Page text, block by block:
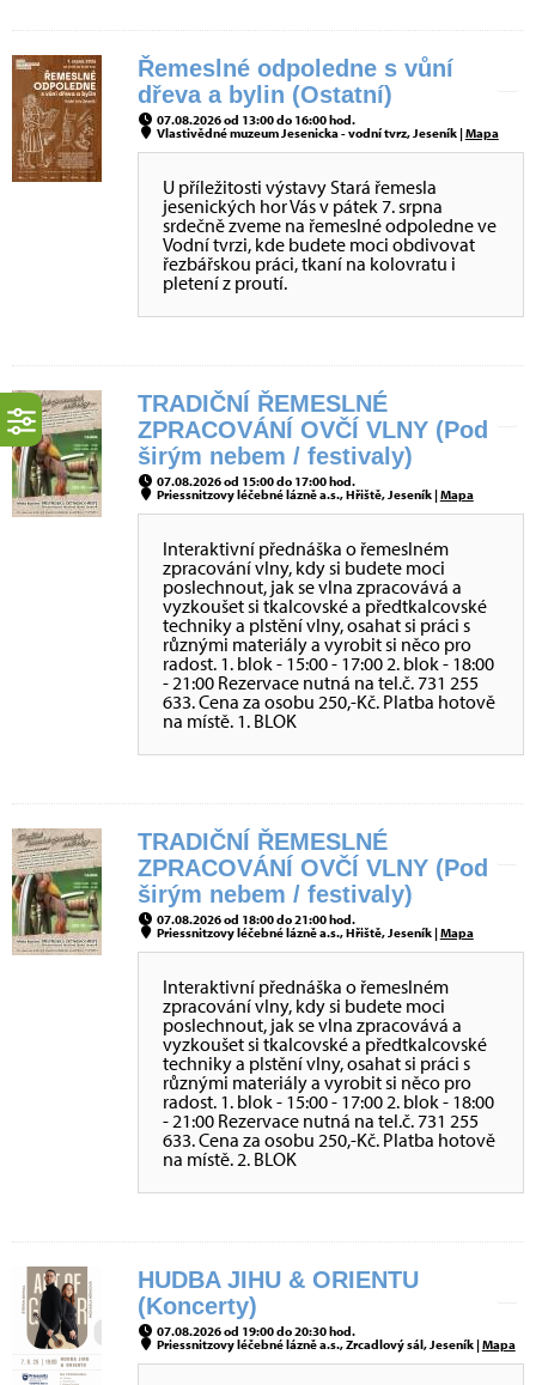
Řemeslné odpoledne s vůní
dřeva a bylin (Ostatní)
07.08.2026 od 13:00 do 16:00 hod.
Vlastivědné muzeum Jesenicka - vodní tvrz, Jeseník |Mapa
U příležitosti výstavy Stará řemesla
jesenických hor Vás v pátek 7. srpna
srdečně zveme na řemeslné odpoledne ve
Vodní tvrzi, kde budete moci obdivovat
řezbářskou práci, tkaní na kolovratu i
pletení z proutí.
TRADIČNÍ ŘEMESLNÉ
ZPRACOVÁNÍ OVČÍ VLNY (Pod
širým nebem / festivaly)
07.08.2026 od 15:00 do 17:00 hod.
Priessnitzovy léčebné lázně a.s., Hřiště, Jeseník |Mapa
Interaktivní přednáška o řemeslném
zpracování vlny, kdy si budete moci
poslechnout, jak se vlna zpracovává a
vyzkoušet si tkalcovské a předtkalcovské
techniky a plstění vlny, osahat si práci s
různými materiály a vyrobit si něco pro
radost. 1. blok - 15:00 - 17:00 2. blok - 18:00
- 21:00 Rezervace nutná na tel.č. 731 255
633. Cena za osobu 250,-Kč. Platba hotově
na místě. 1. BLOK
TRADIČNÍ ŘEMESLNÉ
ZPRACOVÁNÍ OVČÍ VLNY (Pod
širým nebem / festivaly)
07.08.2026 od 18:00 do 21:00 hod.
Priessnitzovy léčebné lázně a.s., Hřiště, Jeseník |Mapa
Interaktivní přednáška o řemeslném
zpracování vlny, kdy si budete moci
poslechnout, jak se vlna zpracovává a
vyzkoušet si tkalcovské a předtkalcovské
techniky a plstění vlny, osahat si práci s
různými materiály a vyrobit si něco pro
radost. 1. blok - 15:00 - 17:00 2. blok - 18:00
- 21:00 Rezervace nutná na tel.č. 731 255
633. Cena za osobu 250,-Kč. Platba hotově
na místě. 2. BLOK
HUDBA JIHU & ORIENTU
(Koncerty)
07.08.2026 od 19:00 do 20:30 hod.
Priessnitzovy léčebné lázně a.s., Zrcadlový sál, Jeseník |Mapa